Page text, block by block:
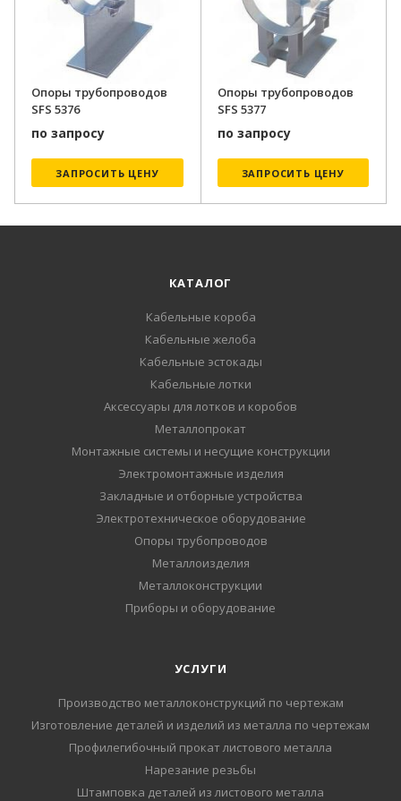
Опоры трубопроводов
SFS 5376
по запросу
ЗАПРОСИТЬ ЦЕНУ
Опоры трубопроводов
SFS 5377
по запросу
ЗАПРОСИТЬ ЦЕНУ
КАТАЛОГ
Кабельные короба
Кабельные желоба
Кабельные эстокады
Кабельные лотки
Аксессуары для лотков и коробов
Металлопрокат
Монтажные системы и несущие конструкции
Электромонтажные изделия
Закладные и отборные устройства
Электротехническое оборудование
Опоры трубопроводов
Металлоизделия
Металлоконструкции
Приборы и оборудование
УСЛУГИ
Производство металлоконструкций по чертежам
Изготовление деталей и изделий из металла по чертежам
Профилегибочный прокат листового металла
Нарезание резьбы
Штамповка деталей из листового металла